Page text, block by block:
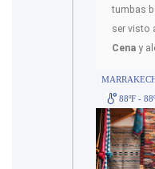
tumbas
ser visto
Cena y
88ºF -